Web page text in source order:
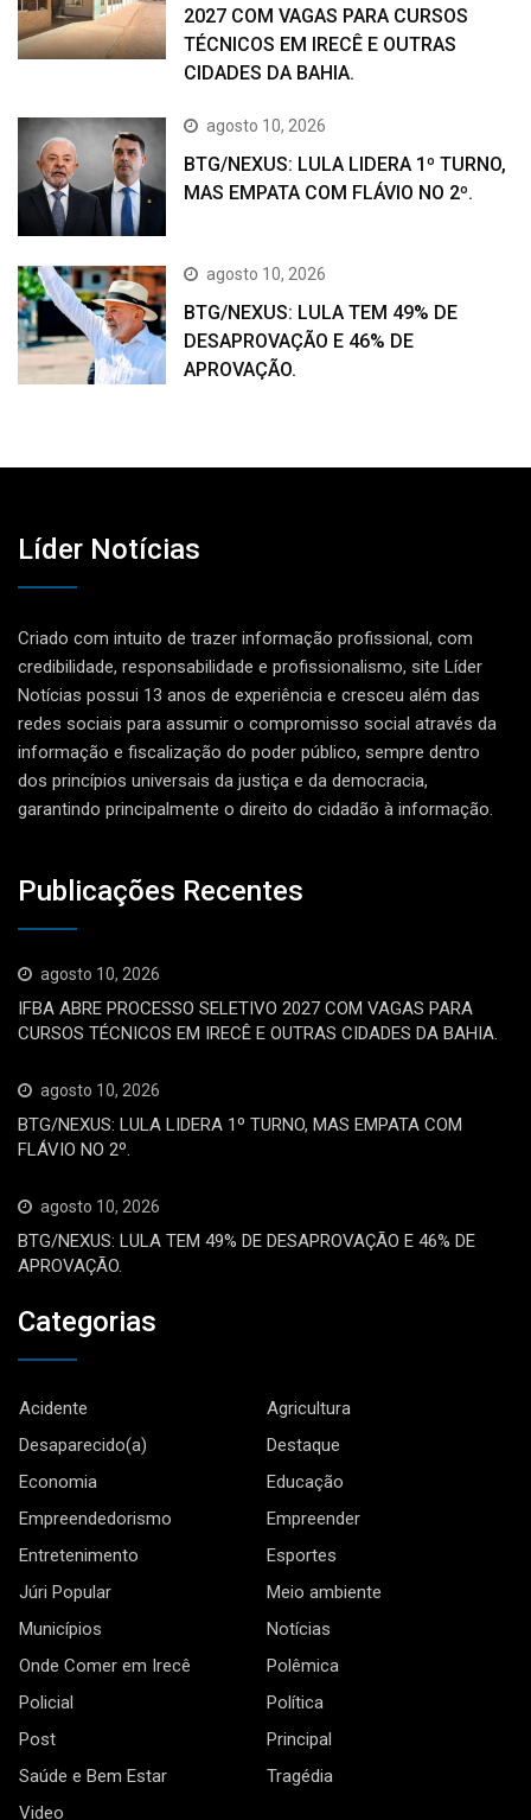
2027 COM VAGAS PARA CURSOS
TÉCNICOS EM IRECÊ E OUTRAS
CIDADES DA BAHIA.
agosto 10, 2026
BTG/NEXUS: LULA LIDERA 1º TURNO,
MAS EMPATA COM FLÁVIO NO 2º.
agosto 10, 2026
BTG/NEXUS: LULA TEM 49% DE
DESAPROVAÇÃO E 46% DE
APROVAÇÃO.
Líder Notícias
Criado com intuito de trazer informação profissional, com
credibilidade, responsabilidade e profissionalismo, site Líder
Notícias possui 13 anos de experiência e cresceu além das
redes sociais para assumir o compromisso social através da
informação e fiscalização do poder público, sempre dentro
dos princípios universais da justiça e da democracia,
garantindo principalmente o direito do cidadão à informação.
Publicações Recentes
agosto 10, 2026
IFBA ABRE PROCESSO SELETIVO 2027 COM VAGAS PARA
CURSOS TÉCNICOS EM IRECÊ E OUTRAS CIDADES DA BAHIA.
agosto 10, 2026
BTG/NEXUS: LULA LIDERA 1º TURNO, MAS EMPATA COM
FLÁVIO NO 2º.
agosto 10, 2026
BTG/NEXUS: LULA TEM 49% DE DESAPROVAÇÃO E 46% DE
APROVAÇÃO.
Categorias
Acidente
Agricultura
Desaparecido(a)
Destaque
Economia
Educação
Empreendedorismo
Empreender
Entretenimento
Esportes
Júri Popular
Meio ambiente
Municípios
Notícias
Onde Comer em Irecê
Polêmica
Policial
Política
Post
Principal
Saúde e Bem Estar
Tragédia
Video